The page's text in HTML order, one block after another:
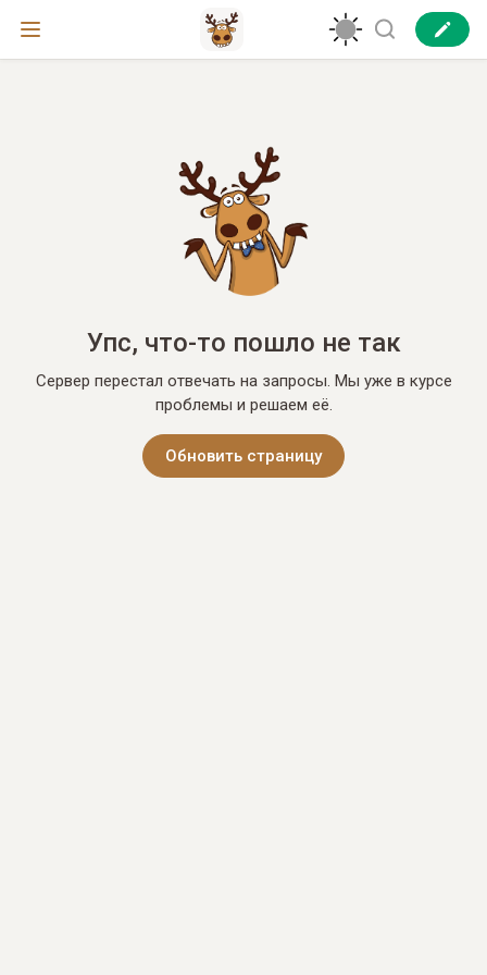
Упс, что-то пошло не так
Сервер перестал отвечать на запросы. Мы уже в курсе
проблемы и решаем её.
Обновить страницу